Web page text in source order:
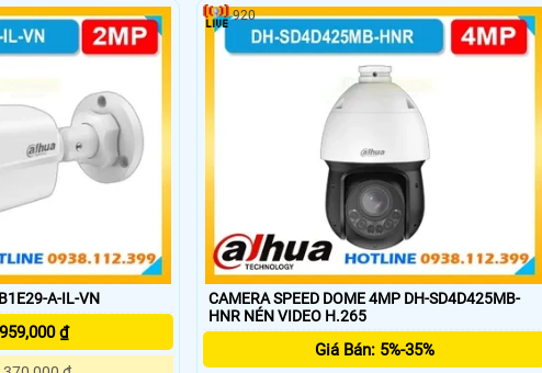
loa có hỗ trợ tên miền
có khả năng lưu trữ
dung lượng lên đến
sáng ấm chiếu xa 30 m hỗ trợ quan sát ban đêm.
Hỗ trợ thẻ nhớ lưu trữ tối đa 256GB và tên miền
xem camera từ xa qua app hoặc web.
A-IL-VN
₫
CAMERA SPEED DOME 4MP DH-SD4D425MB-
HNR NÉN VIDEO H.265
Giá Bán: 5%-35%
920